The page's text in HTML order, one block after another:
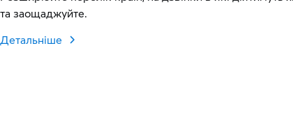
та заощаджуйте.
Детальніше